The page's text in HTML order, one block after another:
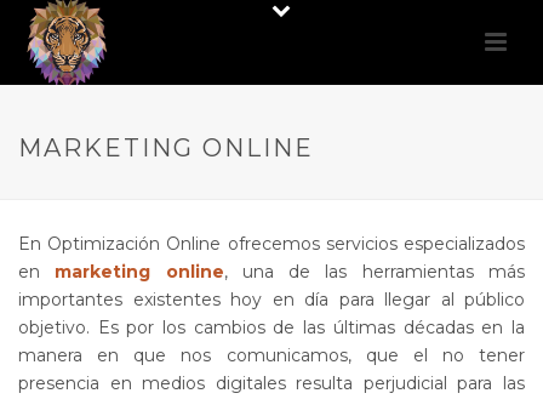
MARKETING ONLINE
En Optimización Online ofrecemos servicios especializados
en marketing online, una de las herramientas más
importantes existentes hoy en día para llegar al público
objetivo. Es por los cambios de las últimas décadas en la
manera en que nos comunicamos, que el no tener
presencia en medios digitales resulta perjudicial para las